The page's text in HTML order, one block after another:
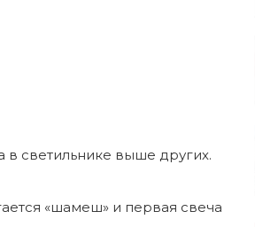
светильнике выше других.
«шамеш» и первая свеча